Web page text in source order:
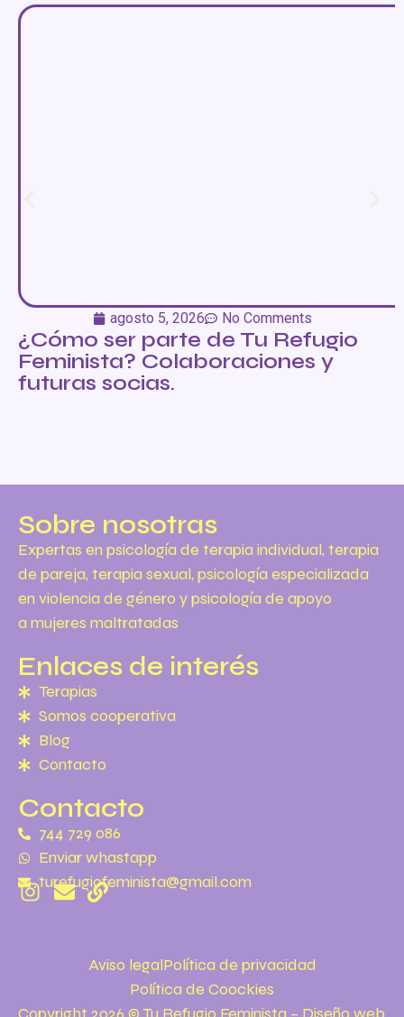
agosto 5, 2026 No Comments
¿Cómo ser parte de Tu Refugio
Feminista? Colaboraciones y
futuras socias.
Sobre nosotras
Expertas en psicología de terapia individual, terapia
de pareja, terapia sexual, psicología especializada
en violencia de género y psicología de apoyo
a mujeres maltratadas
Enlaces de interés
Terapias
Somos cooperativa
Blog
Contacto
Contacto
744 729 086
Enviar whastapp
turefugiofeminista@gmail.com
Aviso legalPolítica de privacidad
Política de Coockies